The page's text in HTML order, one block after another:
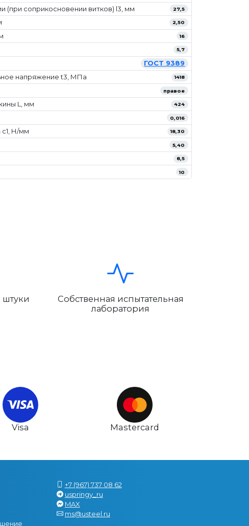
(при соприкосновении витков) l3, мм 27,5
2,50
16
5,7
ГОСТ 9389
напряжение t3, МПа
1418
правое
L, мм 424
0,016
c1, Н/мм 18,30
5,40
8,5
10
штуки
Собственная испытательная
лаборатория
Visa Mastercard
+7 (967) 737 08 62
uspringy_ru
MAX
ms@usteel.ru